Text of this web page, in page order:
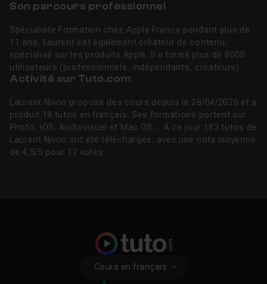
Son parcours professionnel
Spécialiste Formation chez Apple France pendant plus de
11 ans, Laurent est également créateur de contenu,
spécialisé sur les produits Apple. Il a formé plus de 8000
utilisateurs (professionnels, indépendants, créateurs).
Activité sur Tuto.com
Laurent Nivon propose des cours depuis le 28/04/2026 et a
produit 18 tutos en français. Ses formations portent sur
Photo, iOS, Audiovisuel et Mac OS ... À ce jour 183 tutos de
Laurent Nivon ont été téléchargés, avec une note moyenne
de 4,5/5 pour 17 votes.
Cours en français